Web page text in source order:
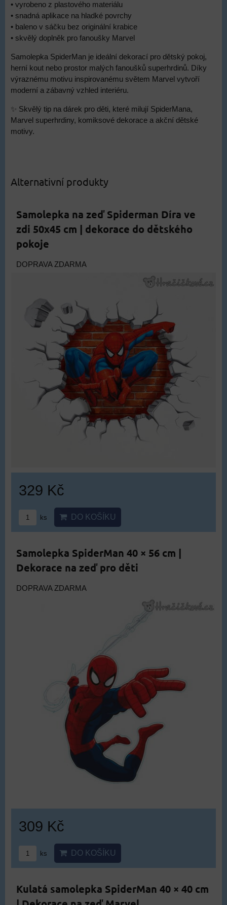
• vyrobeno z plastového materiálu
• snadná aplikace na hladké povrchy
• baleno v sáčku bez originální krabice
• skvělý doplněk pro fanoušky Marvel
Samolepka SpiderMan je ideální dekorací pro dětský pokoj,
herní kout nebo prostor malých fanoušků superhrdinů. Díky
výraznému motivu inspirovanému světem Marvel vytvoří
moderní a zábavný vzhled interiéru.
✨ Skvělý tip na dárek pro děti, které milují SpiderMana,
Marvel superhrdiny, komiksové dekorace a akční dětské
motivy.
Alternativní produkty
Samolepka na zeď Spiderman Díra ve
zdi 50x45 cm | dekorace do dětského
pokoje
DOPRAVA ZDARMA
329 Kč
ks DO KOŠÍKU
Samolepka SpiderMan 40 × 56 cm |
Dekorace na zeď pro děti
DOPRAVA ZDARMA
309 Kč
ks DO KOŠÍKU
Kulatá samolepka SpiderMan 40 × 40 cm